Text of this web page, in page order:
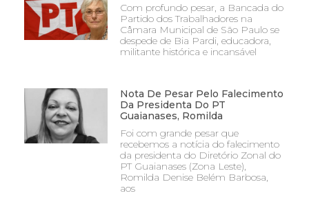
Com profundo pesar, a Bancada do
Partido dos Trabalhadores na
Câmara Municipal de São Paulo se
despede de Bia Pardi, educadora,
militante histórica e incansável
Nota De Pesar Pelo Falecimento
Da Presidenta Do PT
Guaianases, Romilda
Foi com grande pesar que
recebemos a notícia do falecimento
da presidenta do Diretório Zonal do
PT Guaianases (Zona Leste),
Romilda Denise Belém Barbosa,
aos